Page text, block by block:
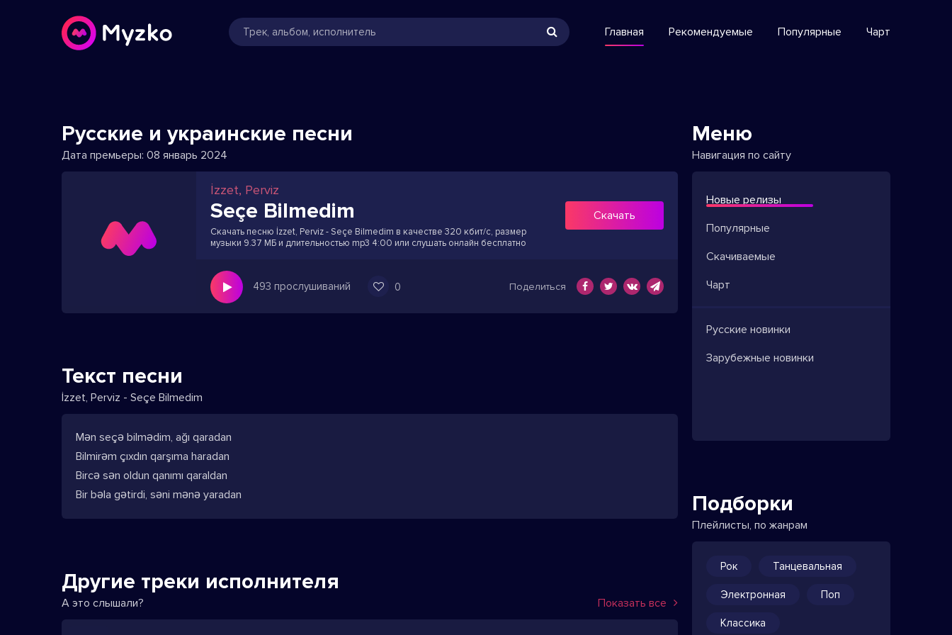
Главная Рекомендуемые Популярные Чарт
Русские и украинские песни
Дата премьеры: 08 январь 2024
İzzet, Perviz
Seçe Bilmedim
Скачать песню İzzet, Perviz - Seçe Bilmedim в качестве 320 кбит/с, размер
музыки 9.37 МБ и длительностью mp3 4:00 или слушать онлайн бесплатно
Скачать
493 прослушиваний 0 Поделиться
Текст песни
İzzet, Perviz - Seçe Bilmedim
Mən seçə bilmədim, ağı qaradan
Bilmirəm çıxdın qarşıma haradan
Bircə sən oldun qanımı qaraldan
Bir bəla gətirdi, səni mənə yaradan
Другие треки исполнителя
А это слышали? Показать все
Меню
Навигация по сайту
Новые релизы
Популярные
Скачиваемые
Чарт
Русские новинки
Зарубежные новинки
Подборки
Плейлисты, по жанрам
Рок Танцевальная
Электронная Поп
Классика